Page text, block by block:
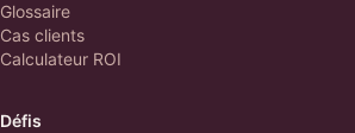
Glossaire
Cas clients
Calculateur ROI
Défis